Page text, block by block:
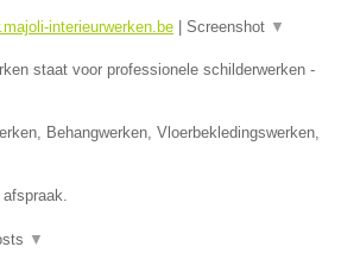
interieurwerken.be | Screenshot ▼
staat voor professionele schilderwerken -
Behangwerken, Vloerbekledingswerken,
▼